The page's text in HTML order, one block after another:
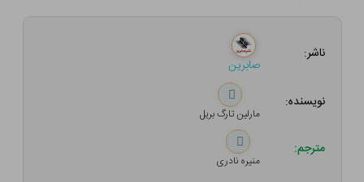
ناشر:
صابرین
نویسنده:
مارلین تارگ بریل
مترجم:
منیره نادری